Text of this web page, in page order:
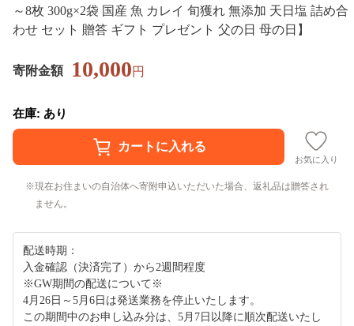
～8枚 300g×2袋 国産 魚 カレイ 旬獲れ 無添加 天日塩 詰め合
わせ セット 贈答 ギフト プレゼント 父の日 母の日】
寄附金額 10,000円
在庫: あり
お気に入り
現在お住まいの自治体へ寄附申込いただいた場合、返礼品は贈答され
ません。
配送時期：
入金確認（決済完了）から2週間程度
※GW期間の配送について※
4月26日～5月6日は発送業務を停止いたします。
この期間中のお申し込み分は、5月7日以降に順次配送いたし